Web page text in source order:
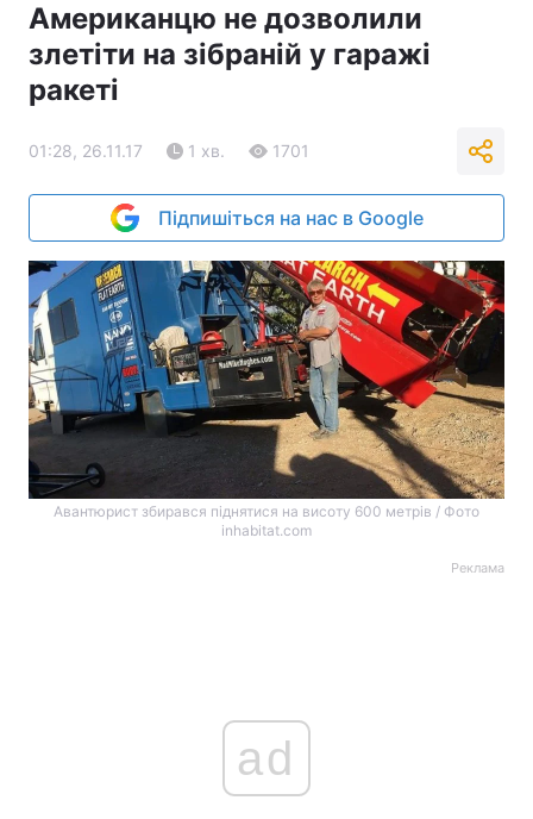
Американцю не дозволили
злетіти на зібраній у гаражі
ракеті
01:28, 26.11.17 1 хв. 1701
Підпишіться на нас в Google
Авантюрист збирався піднятися на висоту 600 метрів / Фото
inhabitat.com
Реклама
ad